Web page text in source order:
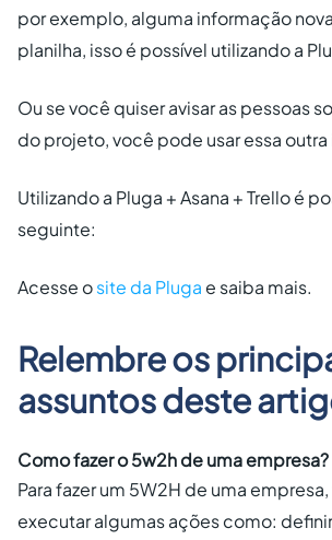
por exemplo, alguma informação
planilha, isso é possível utilizando a
Ou se você quiser avisar as pessoas
do projeto, você pode usar essa
Utilizando a Pluga + Asana + Trello é
seguinte:
Acesse osite da Pluga e saiba mais.
Relembre os
assuntos deste
Como fazer o 5w2h de uma empresa?
Para fazer um 5W2H de uma
executar algumas ações como: